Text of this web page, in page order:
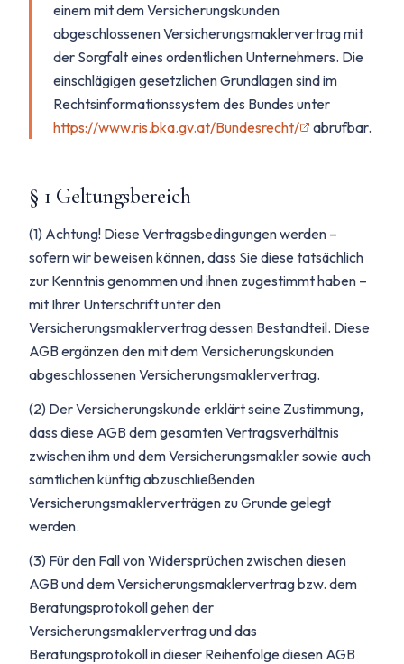
einem mit dem Versicherungskunden
abgeschlossenen Versicherungsmaklervertrag mit
der Sorgfalt eines ordentlichen Unternehmers. Die
einschlägigen gesetzlichen Grundlagen sind im
Rechtsinformationssystem des Bundes unter
https://www.ris.bka.gv.at/Bundesrecht/
abrufbar.
§ 1 Geltungsbereich
(1) Achtung! Diese Vertragsbedingungen werden –
sofern wir beweisen können, dass Sie diese tatsächlich
zur Kenntnis genommen und ihnen zugestimmt haben –
mit Ihrer Unterschrift unter den
Versicherungsmaklervertrag dessen Bestandteil. Diese
AGB ergänzen den mit dem Versicherungskunden
abgeschlossenen Versicherungsmaklervertrag.
(2) Der Versicherungskunde erklärt seine Zustimmung,
dass diese AGB dem gesamten Vertragsverhältnis
zwischen ihm und dem Versicherungsmakler sowie auch
sämtlichen künftig abzuschließenden
Versicherungsmaklerverträgen zu Grunde gelegt
werden.
(3) Für den Fall von Widersprüchen zwischen diesen
AGB und dem Versicherungsmaklervertrag bzw. dem
Beratungsprotokoll gehen der
Versicherungsmaklervertrag und das
Beratungsprotokoll in dieser Reihenfolge diesen AGB